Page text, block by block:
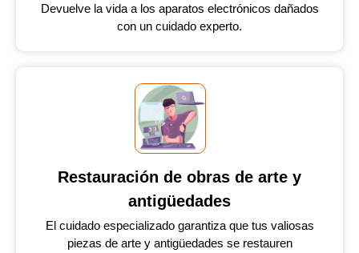
Devuelve la vida a los aparatos electrónicos dañados
con un cuidado experto.
Restauración de obras de arte y
antigüedades
El cuidado especializado garantiza que tus valiosas
piezas de arte y antigüedades se restauren